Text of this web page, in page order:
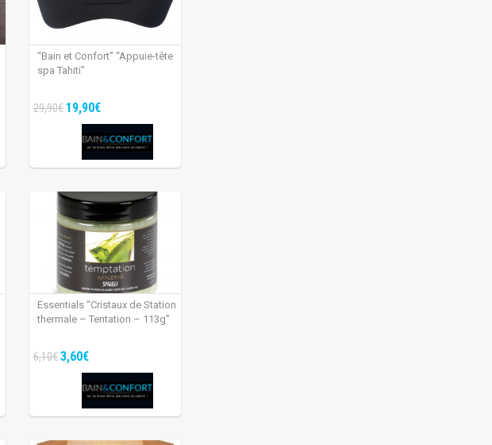
“Bain et Confort” “Appuie-tête
spa Tahiti”
29,90€ 19,90€
Essentials “Cristaux de Station
thermale – Tentation – 113g”
6,10€3,60€